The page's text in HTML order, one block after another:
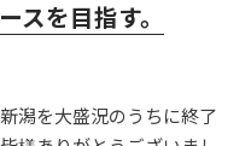
スを目指す。